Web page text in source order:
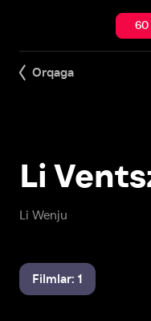
60
Orqaga
Li Wenju
Li
Filmlar: 1